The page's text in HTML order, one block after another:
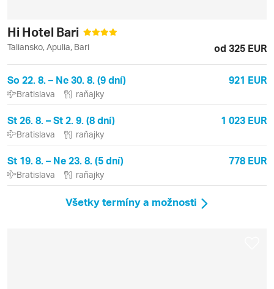
Hi Hotel Bari
Taliansko, Apulia, Bari od 325 EUR
So 22. 8. – Ne 30. 8. (9 dní) 921 EUR
Bratislava raňajky
St 26. 8. – St 2. 9. (8 dní) 1 023 EUR
Bratislava raňajky
St 19. 8. – Ne 23. 8. (5 dní) 778 EUR
Bratislava raňajky
Všetky termíny a možnosti